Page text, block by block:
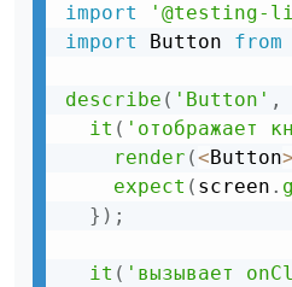
import
'@testing-
import
Button from
describe ( 'Button' ,
it ( 'отображает
render (<Button>
expect ( screen .
} ) ;
it ( 'вызывает